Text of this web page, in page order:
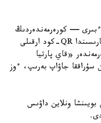
— كورەرمەندەردىڭ
بەلسەندى قاتىسۋى. تىكەلەي ەفير بارىسىندا QR-كود ارقىلى
«قاي پارتيا
جاۋاپ بەرىپ، ءوز
ونلاين داۋىس